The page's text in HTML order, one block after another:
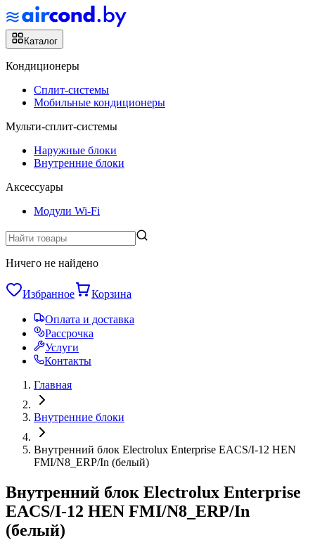
Каталог
Кондиционеры
Сплит-системы
Мобильные кондиционеры
Мульти-сплит-системы
Наружные блоки
Внутренние блоки
Аксессуары
Модули Wi-Fi
Ничего не найдено
Избранное Корзина
Оплата и доставка
Рассрочка
Услуги
Контакты
Главная
Внутренние блоки
Внутренний блок Electrolux Enterprise EACS/I-12 HEN
FMI/N8_ERP/In (белый)
Внутренний блок Electrolux Enterprise
EACS/I-12 HEN FMI/N8_ERP/In
(белый)